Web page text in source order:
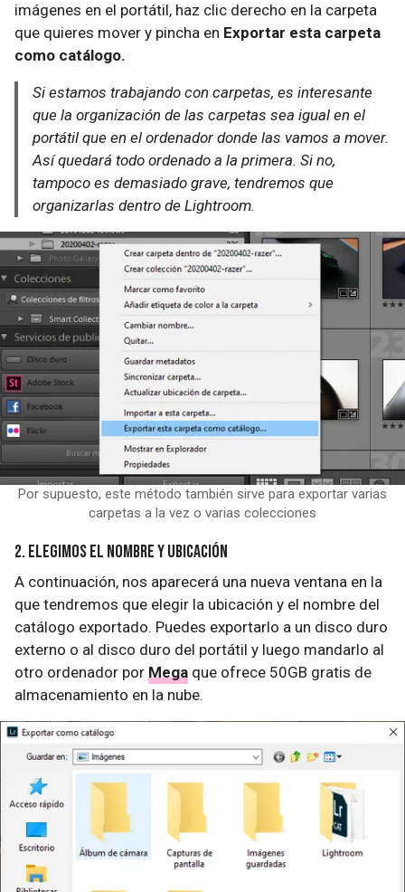
imágenes en el portátil, haz clic derecho en la carpeta
que quieres mover y pincha en Exportar esta carpeta
como catálogo.
Si estamos trabajando con carpetas, es interesante
que la organización de las carpetas sea igual en el
portátil que en el ordenador donde las vamos a mover.
Así quedará todo ordenado a la primera. Si no,
tampoco es demasiado grave, tendremos que
organizarlas dentro de Lightroom.
Por supuesto, este método también sirve para exportar varias
carpetas a la vez o varias colecciones
2. Elegimos el nombre y ubicación
A continuación, nos aparecerá una nueva ventana en la
que tendremos que elegir la ubicación y el nombre del
catálogo exportado. Puedes exportarlo a un disco duro
externo o al disco duro del portátil y luego mandarlo al
otro ordenador por Mega que ofrece 50GB gratis de
almacenamiento en la nube.